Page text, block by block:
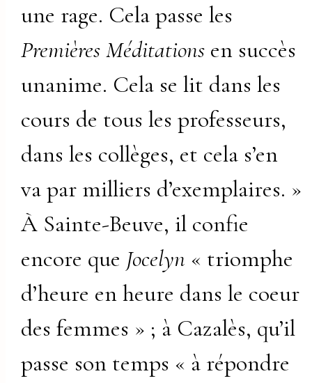
une rage. Cela passe les
Premières Méditations en succès
unanime. Cela se lit dans les
cours de tous les professeurs,
dans les collèges, et cela s’en
va par milliers d’exemplaires. »
À Sainte-Beuve, il confie
encore que Jocelyn « triomphe
d’heure en heure dans le coeur
des femmes » ; à Cazalès, qu’il
passe son temps « à répondre